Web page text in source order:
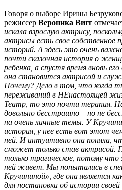
Говоря о выборе Ирины
режиссер Вероника Вигг
искала взрослую актрису,
актрисы есть свое собственное
историй. А здесь это очень
почти сказочная история о
ребенка, а спустя время вновь
она становится актрисой и
Почему? Дело в том, что когда
переживаний в НЕнастоящей
Театр, то это почти терапия.
довольно бесстрашно – но не
на очень личные темы. У
история, у нее есть вот этот
ней. И интуитивно она поняла,
сможет только став актрисой.
только трагическое, потому что
ней живет. Мы попытались в
Кручининой», где она является
для постановки об истории